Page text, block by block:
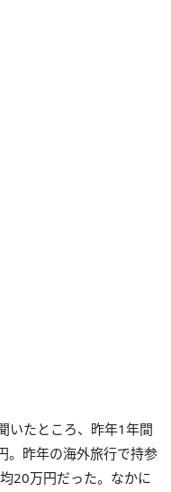
いたところ、昨年1年間
。昨年の海外旅行で持参
20万円だった。なかに